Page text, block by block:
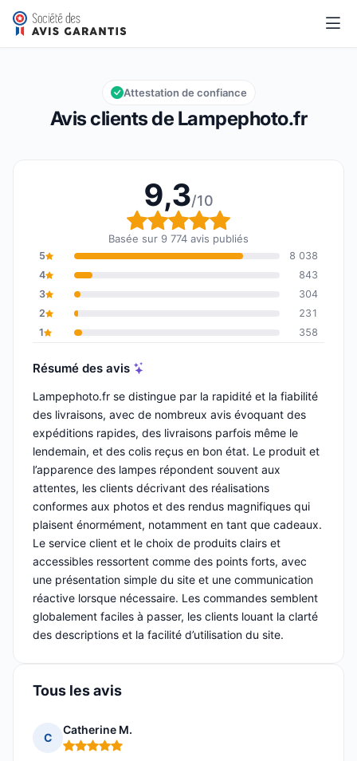
Lampephoto.fr
Note globale : 9,3 sur 10
9,3/10
Avis clients de Lampephoto.fr
Attestation de confiance
9,3/10
Note globale : 9,3 sur
Basée sur 9 774 avis publiés
5
8 038
4
843
3
304
2
231
1
358
Résumé des avis
Lampephoto.fr se distingue par la rapidité et la fiabilité
des livraisons, avec de nombreux avis évoquant des
expéditions rapides, des livraisons parfois même le
lendemain, et des colis reçus en bon état. Le produit et
l’apparence des lampes répondent souvent aux
attentes, les clients décrivant des réalisations
conformes aux photos et des rendus magnifiques qui
plaisent énormément, notamment en tant que cadeaux.
Le service client et le choix de produits clairs et
accessibles ressortent comme des points forts, avec
une présentation simple du site et une communication
réactive lorsque nécessaire. Les commandes semblent
globalement faciles à passer, les clients louant la clarté
des descriptions et la facilité d’utilisation du site.
Tous les avis
C
Catherine M.
Note : 5 sur 5